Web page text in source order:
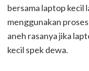
bersama laptop kecil
menggunakan
aneh rasanya jika
kecil spek dewa.